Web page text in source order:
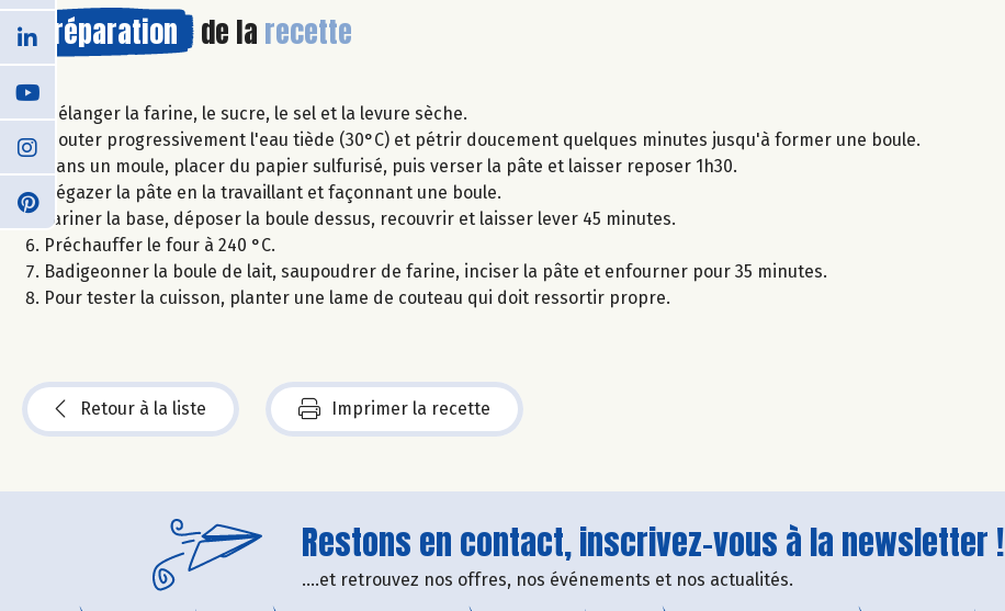
Préparation de la recette
Mélanger la farine, le sucre, le sel et la levure sèche.
Ajouter progressivement l'eau tiède (30°C) et pétrir doucement quelques minutes jusqu'à former une boule.
Dans un moule, placer du papier sulfurisé, puis verser la pâte et laisser reposer 1h30.
Dégazer la pâte en la travaillant et façonnant une boule.
Fariner la base, déposer la boule dessus, recouvrir et laisser lever 45 minutes.
Préchauffer le four à 240 °C.
Badigeonner la boule de lait, saupoudrer de farine, inciser la pâte et enfourner pour 35 minutes.
Pour tester la cuisson, planter une lame de couteau qui doit ressortir propre.
Retour à la liste Imprimer la recette
Restons en contact, inscrivez-vous à la newsletter !
....et retrouvez nos offres, nos événements et nos actualités.